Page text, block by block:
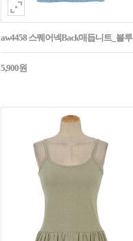
aw4458 스퀘어넥Back매듭니트_블루
5,900원